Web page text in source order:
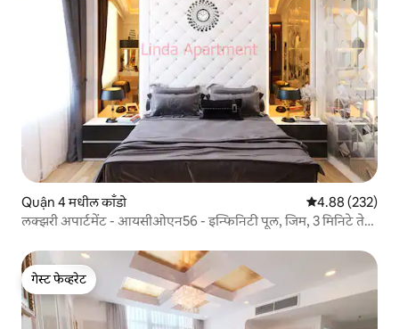
Quận 4 मधील काँडो 5 पैकी 4.88
4.88 (232)
लक्झरी अपार्टमेंट - आयसीओएन56 - इन्फिनिटी पूल, जिम, 3 मिनिटे ते
गेस्ट फेव्हरेट
गेस्ट फेव्हरेट